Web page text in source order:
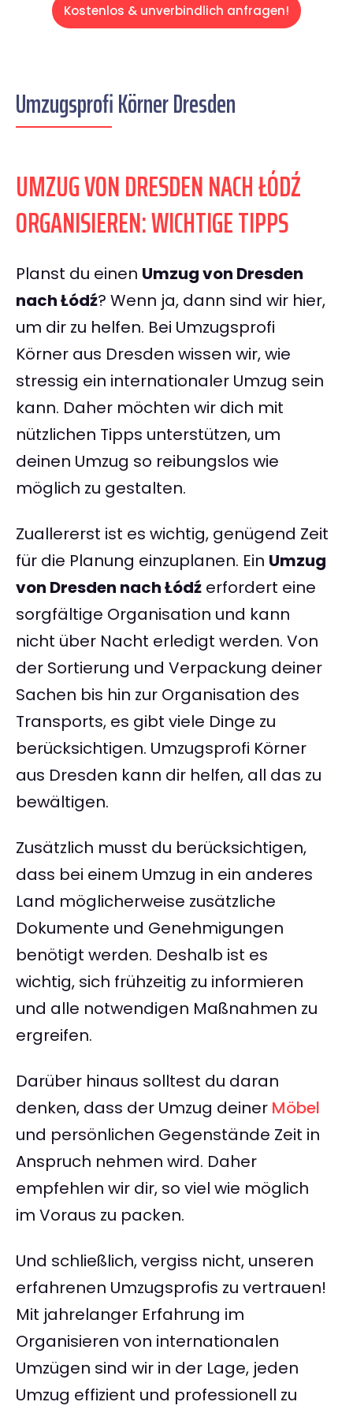
Kostenlos & unverbindlich anfragen!
Umzugsprofi Körner Dresden
UMZUG VON DRESDEN NACH ŁÓDŹ
ORGANISIEREN: WICHTIGE TIPPS
Planst du einen Umzug von Dresden
nach Łódź? Wenn ja, dann sind wir hier,
um dir zu helfen. Bei Umzugsprofi
Körner aus Dresden wissen wir, wie
stressig ein internationaler Umzug sein
kann. Daher möchten wir dich mit
nützlichen Tipps unterstützen, um
deinen Umzug so reibungslos wie
möglich zu gestalten.
Zuallererst ist es wichtig, genügend Zeit
für die Planung einzuplanen. Ein Umzug
von Dresden nach Łódź erfordert eine
sorgfältige Organisation und kann
nicht über Nacht erledigt werden. Von
der Sortierung und Verpackung deiner
Sachen bis hin zur Organisation des
Transports, es gibt viele Dinge zu
berücksichtigen. Umzugsprofi Körner
aus Dresden kann dir helfen, all das zu
bewältigen.
Zusätzlich musst du berücksichtigen,
dass bei einem Umzug in ein anderes
Land möglicherweise zusätzliche
Dokumente und Genehmigungen
benötigt werden. Deshalb ist es
wichtig, sich frühzeitig zu informieren
und alle notwendigen Maßnahmen zu
ergreifen.
Darüber hinaus solltest du daran
denken, dass der Umzug deiner Möbel
und persönlichen Gegenstände Zeit in
Anspruch nehmen wird. Daher
empfehlen wir dir, so viel wie möglich
im Voraus zu packen.
Und schließlich, vergiss nicht, unseren
erfahrenen Umzugsprofis zu vertrauen!
Mit jahrelanger Erfahrung im
Organisieren von internationalen
Umzügen sind wir in der Lage, jeden
Umzug effizient und professionell zu